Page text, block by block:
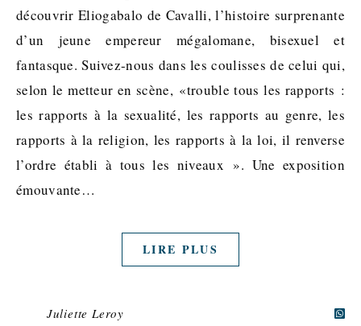
découvrir Eliogabalo de Cavalli, l’histoire surprenante
d’un jeune empereur mégalomane, bisexuel et
fantasque. Suivez-nous dans les coulisses de celui qui,
selon le metteur en scène, «trouble tous les rapports :
les rapports à la sexualité, les rapports au genre, les
rapports à la religion, les rapports à la loi, il renverse
l’ordre établi à tous les niveaux ». Une exposition
émouvante…
LIRE PLUS
Juliette Leroy